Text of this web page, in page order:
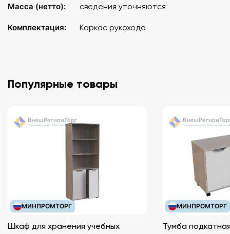
Масса (нетто): сведения уточняются
Комплектация: Каркас рукохода
Популярные товары
МИНПРОМТОРГ
Шкаф для хранения учебных
МИНПРОМТОРГ
Тумба